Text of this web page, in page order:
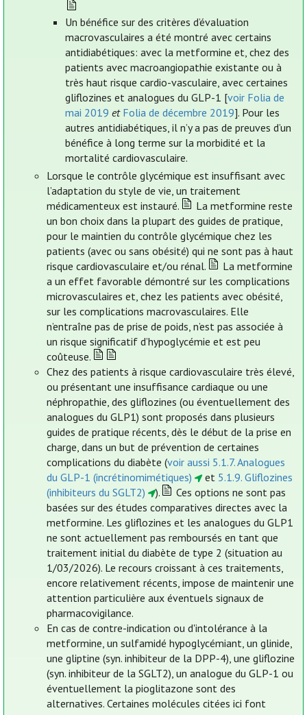
Un bénéfice sur des critères d’évaluation
macrovasculaires a été montré avec certains
antidiabétiques: avec la metformine et, chez des
patients avec macroangiopathie existante ou à
très haut risque cardio-vasculaire, avec certaines
gliflozines et analogues du GLP-1 [voir Folia de
mai 2019 et Folia de décembre 2019]. Pour les
autres antidiabétiques, il n’y a pas de preuves d’un
bénéfice à long terme sur la morbidité et la
mortalité cardiovasculaire.
Lorsque le contrôle glycémique est insuffisant avec
l’adaptation du style de vie, un traitement
médicamenteux est instauré.
La metformine reste
un bon choix dans la plupart des guides de pratique,
pour le maintien du contrôle glycémique chez les
patients (avec ou sans obésité) qui ne sont pas à haut
risque cardiovasculaire et/ou rénal.
La metformine
a un effet favorable démontré sur les complications
microvasculaires et, chez les patients avec obésité,
sur les complications macrovasculaires. Elle
n’entraîne pas de prise de poids, n’est pas associée à
un risque significatif d’hypoglycémie et est peu
coûteuse.
Chez des patients à risque cardiovasculaire très élevé,
ou présentant une insuffisance cardiaque ou une
néphropathie, des gliflozines (ou éventuellement des
analogues du GLP1) sont proposés dans plusieurs
guides de pratique récents, dès le début de la prise en
charge, dans un but de prévention de certaines
complications du diabète (voir aussi 5.1.7. Analogues
du GLP-1 (incrétinomimétiques)
et 5.1.9. Gliflozines
(inhibiteurs du SGLT2)
).
Ces options ne sont pas
basées sur des études comparatives directes avec la
metformine. Les gliflozines et les analogues du GLP1
ne sont actuellement pas remboursés en tant que
traitement initial du diabète de type 2 (situation au
1/03/2026). Le recours croissant à ces traitements,
encore relativement récents, impose de maintenir une
attention particulière aux éventuels signaux de
pharmacovigilance.
En cas de contre-indication ou d'intolérance à la
metformine, un sulfamidé hypoglycémiant, un glinide,
une gliptine (syn. inhibiteur de la DPP-4), une gliflozine
(syn. inhibiteur de la SGLT2), un analogue du GLP-1 ou
éventuellement la pioglitazone sont des
alternatives. Certaines molécules citées ici font